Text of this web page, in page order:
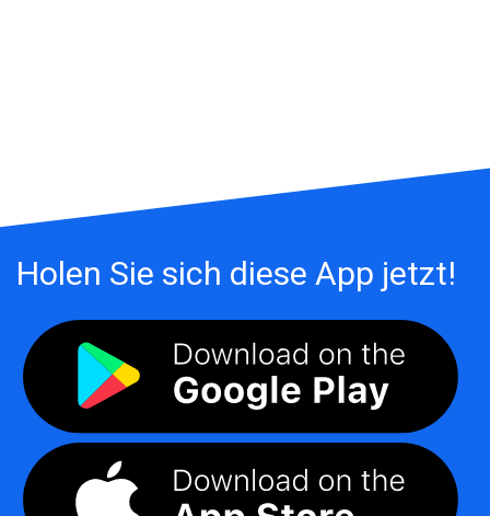
Holen Sie sich diese App jetzt!